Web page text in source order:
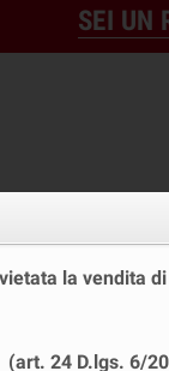
SEI UN
la vendita
(art. 24 D.lgs. 6/